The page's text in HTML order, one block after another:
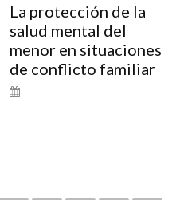
La protección de la
salud mental del
menor en situaciones
de conflicto familiar